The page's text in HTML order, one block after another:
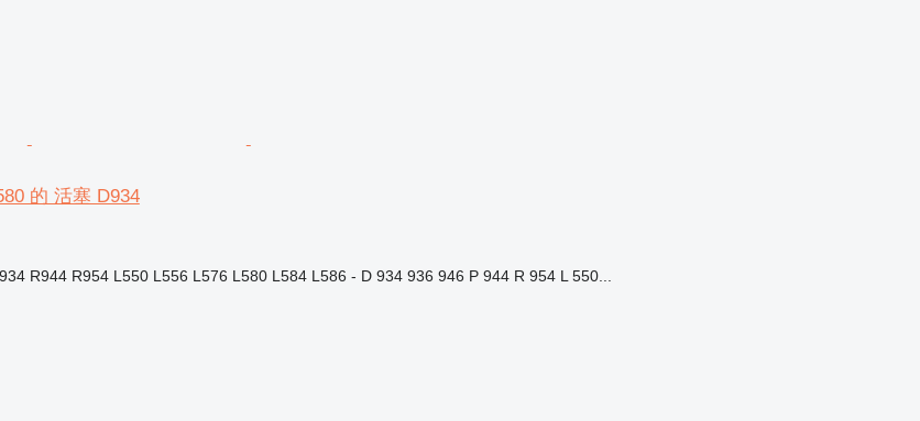
的 活塞 D934
R944 R954 L550 L556 L576 L580 L584 L586 - D 934 936 946 P 944 R 954 L 550...